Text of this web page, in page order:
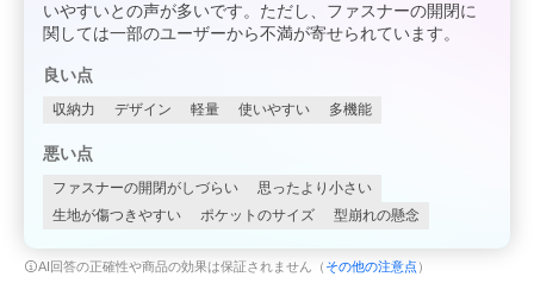
いやすいとの声が多いです。ただし、ファスナーの開閉に
関しては一部のユーザーから不満が寄せられています。
良い点
収納力 デザイン 軽量 使いやすい 多機能
悪い点
ファスナーの開閉がしづらい
思ったより小さい
生地が傷つきやすい
ポケットのサイズ 型崩れの懸念
AI回答の正確性や商品の効果は保証されません（ その他の注意点 ）